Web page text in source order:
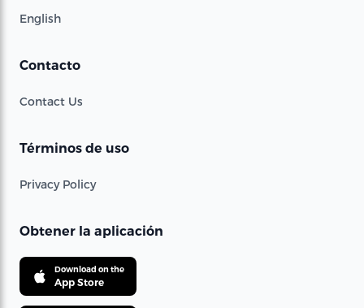
English
Contacto
Contact Us
Términos de uso
Privacy Policy
Obtener la aplicación
Download on the
App Store